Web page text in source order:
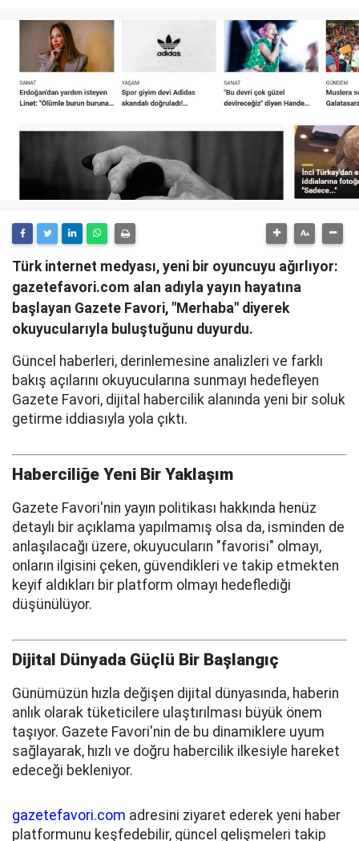
Türk internet medyası, yeni bir oyuncuyu ağırlıyor:
gazetefavori.com alan adıyla yayın hayatına
başlayan Gazete Favori, "Merhaba" diyerek
okuyucularıyla buluştuğunu duyurdu.
Güncel haberleri, derinlemesine analizleri ve farklı
bakış açılarını okuyucularına sunmayı hedefleyen
Gazete Favori, dijital habercilik alanında yeni bir soluk
getirme iddiasıyla yola çıktı.
Haberciliğe Yeni Bir Yaklaşım
Gazete Favori'nin yayın politikası hakkında henüz
detaylı bir açıklama yapılmamış olsa da, isminden de
anlaşılacağı üzere, okuyucuların "favorisi" olmayı,
onların ilgisini çeken, güvendikleri ve takip etmekten
keyif aldıkları bir platform olmayı hedeflediği
düşünülüyor.
Dijital Dünyada Güçlü Bir Başlangıç
Günümüzün hızla değişen dijital dünyasında, haberin
anlık olarak tüketicilere ulaştırılması büyük önem
taşıyor. Gazete Favori'nin de bu dinamiklere uyum
sağlayarak, hızlı ve doğru habercilik ilkesiyle hareket
edeceği bekleniyor.
gazetefavori.com adresini ziyaret ederek yeni haber
platformunu keşfedebilir, güncel gelişmeleri takip